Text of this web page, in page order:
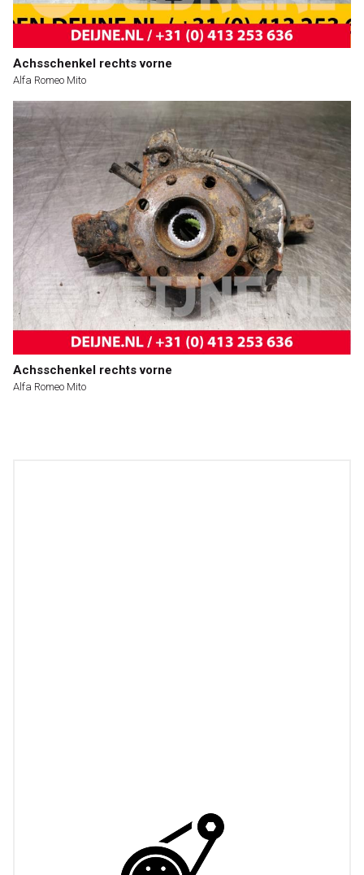
Achsschenkel rechts vorne
Alfa Romeo Mito
Achsschenkel rechts vorne
Alfa Romeo Mito